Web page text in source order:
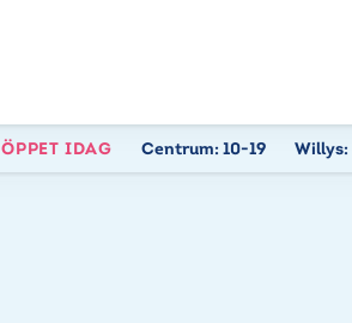
ÖPPET IDAG Centrum: 10-19 Willys: